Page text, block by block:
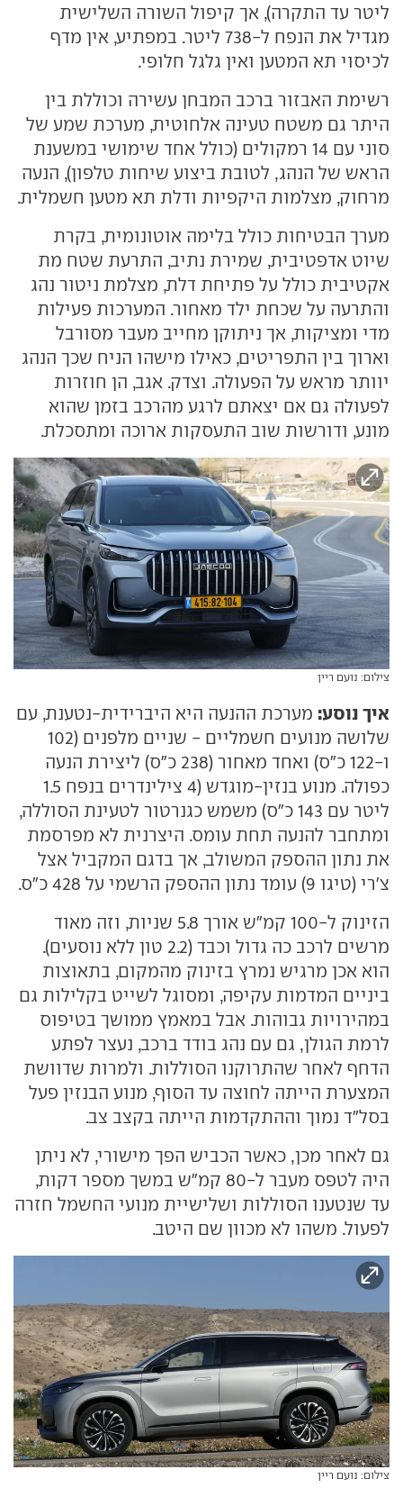
ליטר עד התקרה), אך קיפול השורה השלישית
מגדיל את הנפח ל-738 ליטר. במפתיע, אין מדף
לכיסוי תא המטען ואין גלגל חלופי.
רשימת האבזור ברכב המבחן עשירה וכוללת בין
היתר גם משטח טעינה אלחוטית, מערכת שמע של
סוני עם 14 רמקולים (כולל אחד שימושי במשענת
הראש של הנהג, לטובת ביצוע שיחות טלפון), הנעה
מרחוק, מצלמות היקפיות ודלת תא מטען חשמלית.
מערך הבטיחות כולל בלימה אוטונומית, בקרת
שיוט אדפטיבית, שמירת נתיב, התרעת שטח מת
אקטיבית כולל על פתיחת דלת, מצלמת ניטור נהג
והתרעה על שכחת ילד מאחור. המערכות פעילות
מדי ומציקות, אך ניתוקן מחייב מעבר מסורבל
וארוך בין התפריטים, כאילו מישהו הניח שכך הנהג
יוותר מראש על הפעולה. וצדק. אגב, הן חוזרות
לפעולה גם אם יצאתם לרגע מהרכב בזמן שהוא
מונע, ודורשות שוב התעסקות ארוכה ומתסכלת.
צילום: נועם ריין
איך נוסע: מערכת ההנעה היא היברידית-נטענת, עם
שלושה מנועים חשמליים - שניים מלפנים (102
ו-122 כ"ס) ואחד מאחור (238 כ"ס) ליצירת הנעה
כפולה. מנוע בנזין-מוגדש (4 צילינדרים בנפח 1.5
ליטר עם 143 כ"ס) משמש כגנרטור לטעינת הסוללה,
ומתחבר להנעה תחת עומס. היצרנית לא מפרסמת
את נתון ההספק המשולב, אך בדגם המקביל אצל
צ'רי (טיגו 9) עומד נתון ההספק הרשמי על 428 כ"ס.
הזינוק ל-100 קמ"ש אורך 5.8 שניות, וזה מאוד
מרשים לרכב כה גדול וכבד (2.2 טון ללא נוסעים).
הוא אכן מרגיש נמרץ בזינוק מהמקום, בתאוצות
ביניים המדמות עקיפה, ומסוגל לשייט בקלילות גם
במהירויות גבוהות. אבל במאמץ ממושך בטיפוס
לרמת הגולן, גם עם נהג בודד ברכב, נעצר לפתע
הדחף לאחר שהתרוקנו הסוללות. ולמרות שדוושת
המצערת הייתה לחוצה עד הסוף, מנוע הבנזין פעל
בסל"ד נמוך וההתקדמות הייתה בקצב צב.
גם לאחר מכן, כאשר הכביש הפך מישורי, לא ניתן
היה לטפס מעבר ל-80 קמ"ש במשך מספר דקות,
עד שנטענו הסוללות ושלישיית מנועי החשמל חזרה
לפעול. משהו לא מכוון שם היטב.
צילום: נועם ריין